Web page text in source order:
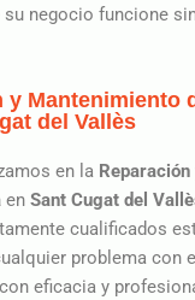
su negocio funcione
y Mantenimiento
del Vallès
en la Reparación
en Sant Cugat del
cualificados
problema con
con eficacia y